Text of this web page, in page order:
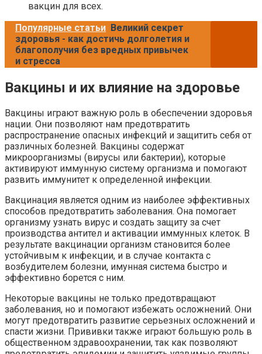
вакцин для всех.
Популярные статьи Великий секрет
здоровья - как достичь долголетия и
благополучия без вредных привычек
и стресса
Вакцины и их влияние на здоровье
Вакцины играют важную роль в обеспечении здоровья
нации. Они позволяют нам предотвратить
распространение опасных инфекций и защитить себя от
различных болезней. Вакцины содержат
микроорганизмы (вирусы или бактерии), которые
активируют иммунную систему организма и помогают
развить иммунитет к определенной инфекции.
Вакцинация является одним из наиболее эффективных
способов предотвратить заболевания. Она помогает
организму узнать вирус и создать защиту за счет
производства антител и активации иммунных клеток. В
результате вакцинации организм становится более
устойчивым к инфекции, и в случае контакта с
возбудителем болезни, имунная система быстро и
эффективно борется с ним.
Некоторые вакцины не только предотвращают
заболевания, но и помогают избежать осложнений. Они
могут предотвратить развитие серьезных осложнений и
спасти жизни. Прививки также играют большую роль в
общественном здравоохранении, так как позволяют